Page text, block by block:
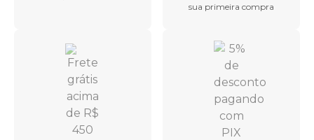
sua primeira compra